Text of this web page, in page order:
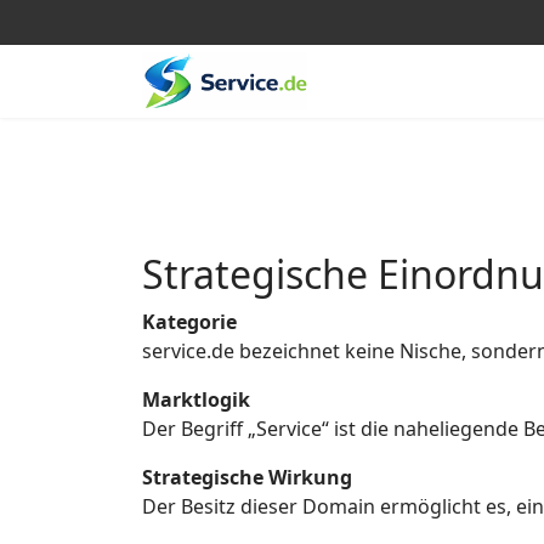
Strategische
Kategorie
service.de bezeichnet keine Nische,
Marktlogik
Der Begriff „Service“ ist die naheliegende
Strategische Wirkung
Der Besitz dieser Domain ermöglicht es,